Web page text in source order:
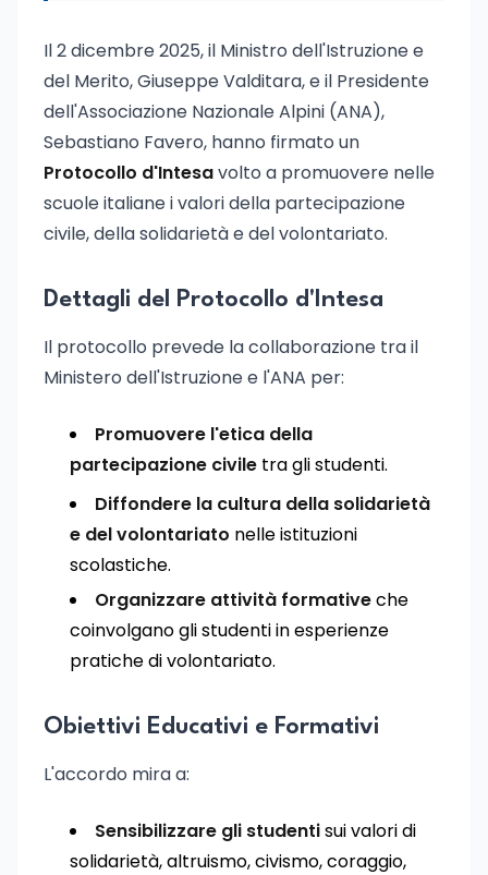
Il 2 dicembre 2025, il Ministro dell'Istruzione e
del Merito, Giuseppe Valditara, e il Presidente
dell'Associazione Nazionale Alpini (ANA),
Sebastiano Favero, hanno firmato un
Protocollo d'Intesavolto a promuovere nelle
scuole italiane i valori della partecipazione
civile, della solidarietà e del volontariato.
Dettagli del Protocollo d'Intesa
Il protocollo prevede la collaborazione tra il
Ministero dell'Istruzione e l'ANA per:
Promuovere l'etica della
partecipazione civile tra gli studenti.
Diffondere la cultura della solidarietà
e del volontariato nelle istituzioni
scolastiche.
Organizzare attività formativeche
coinvolgano gli studenti in esperienze
pratiche di volontariato.
Obiettivi Educativi e Formativi
L'accordo mira a:
Sensibilizzare gli studentisui valori di
solidarietà, altruismo, civismo, coraggio,